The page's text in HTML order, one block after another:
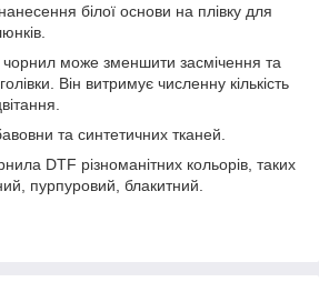
білої основи на плівку для
чорнил може зменшити засмічення та
Він витримує численну кількість
та синтетичних тканей.
DTF різноманітних кольорів, таких
пурпуровий, блакитний.